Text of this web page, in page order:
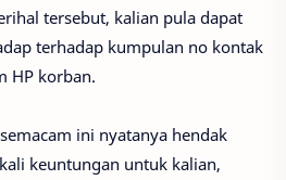
tersebut, kalian pula dapat
terhadap kumpulan no kontak
HP korban.
ini nyatanya hendak
keuntungan untuk kalian,